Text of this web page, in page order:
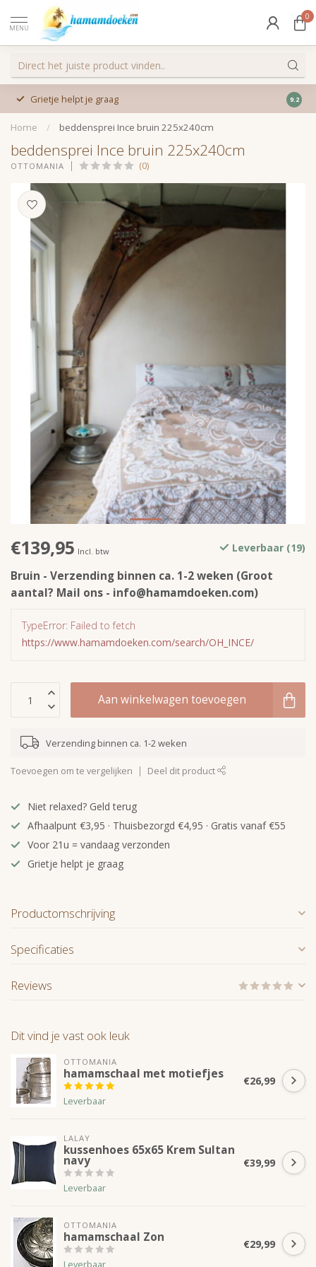
MENU
0
Grietje helpt je graag 9.2
Home / beddensprei Ince bruin 225x240cm
beddensprei Ince bruin 225x240cm
OTTOMANIA (0)
€139,95 Incl. btw Leverbaar (19)
Bruin - Verzending binnen ca. 1-2 weken (Groot
aantal? Mail ons - info@hamamdoeken.com)
TypeError: Failed to fetch
https://www.hamamdoeken.com/search/OH_INCE/
Aan winkelwagen toevoegen
Verzending binnen ca. 1-2 weken
Toevoegen om te vergelijken Deel dit product
Niet relaxed? Geld terug
Afhaalpunt €3,95 · Thuisbezorgd €4,95 · Gratis vanaf €55
Voor 21u = vandaag verzonden
Grietje helpt je graag
Productomschrijving
Specificaties
Reviews
Dit vind je vast ook leuk
OTTOMANIA
hamamschaal met motiefjes
Leverbaar
€26,99
LALAY
kussenhoes 65x65 Krem Sultan
navy
Leverbaar
€39,99
OTTOMANIA
hamamschaal Zon €29,99